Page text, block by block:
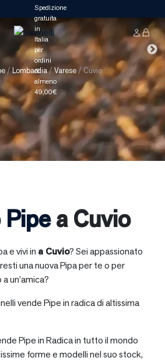
/Lombardia/Varese /Cuvio
Pipea Cuvio
e vivi in a Cuvio? Sei appassionato
una nuova Pipa per te o per
un’amica?
vende Pipe in radica di altissima
Pipe in Radica in tutto il mondo
forme e modelli nel suo stock,